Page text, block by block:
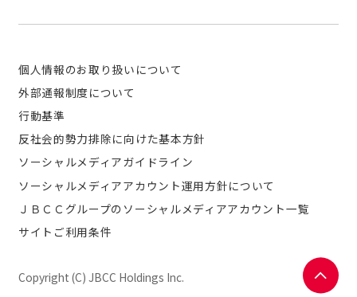
個人情報のお取り扱いについて
外部通報制度について
行動基準
反社会的勢力排除に向けた基本方針
ソーシャルメディアガイドライン
ソーシャルメディアアカウント運用方針について
ＪＢＣＣグループのソーシャルメディアアカウント一覧
サイトご利用条件
Copyright (C) JBCC Holdings Inc.